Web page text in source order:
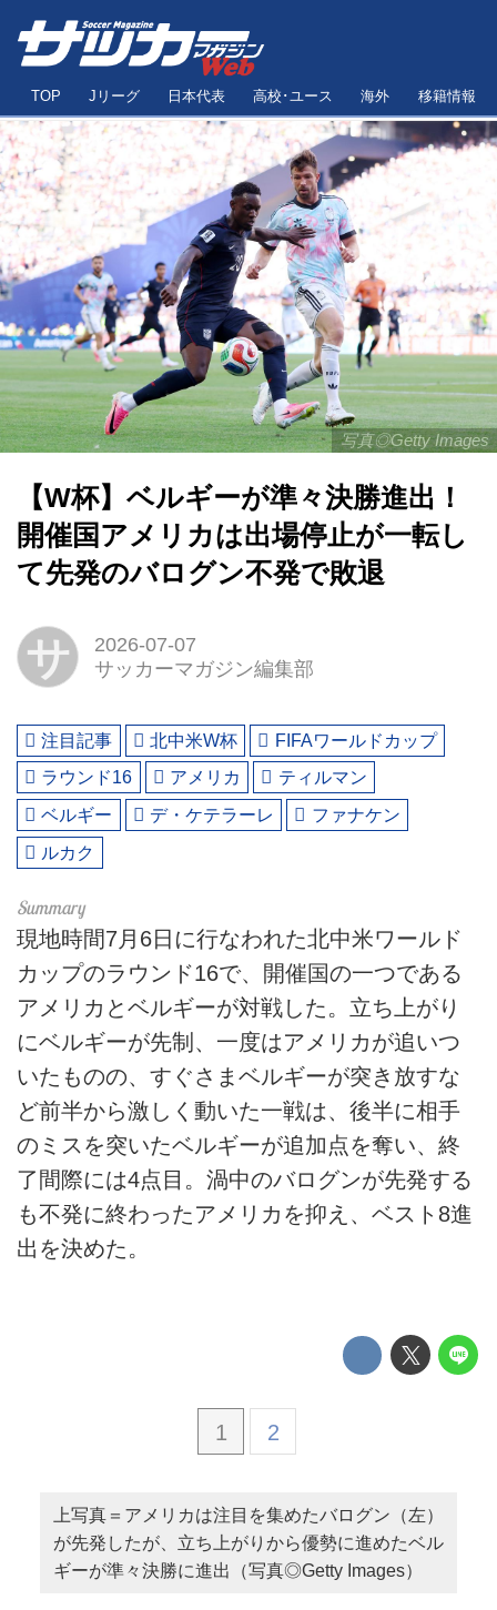
TOP Jリーグ 日本代表 高校･ユース 海外 移籍情報
写真◎Getty Images
【W杯】ベルギーが準々決勝進出！
開催国アメリカは出場停止が一転し
て先発のバログン不発で敗退
サ
2026-07-07
サッカーマガジン編集部
注目記事 北中米W杯
FIFAワールドカップ
ラウンド16
アメリカ
ティルマン
ベルギー
デ・ケテラーレ
ファナケン
ルカク
現地時間7月6日に行なわれた北中米ワールド
カップのラウンド16で、開催国の一つである
アメリカとベルギーが対戦した。立ち上がり
にベルギーが先制、一度はアメリカが追いつ
いたものの、すぐさまベルギーが突き放すな
ど前半から激しく動いた一戦は、後半に相手
のミスを突いたベルギーが追加点を奪い、終
了間際には4点目。渦中のバログンが先発する
も不発に終わったアメリカを抑え、ベスト8進
出を決めた。
1 2
上写真＝アメリカは注目を集めたバログン（左）
が先発したが、立ち上がりから優勢に進めたベル
ギーが準々決勝に進出（写真◎Getty Images）